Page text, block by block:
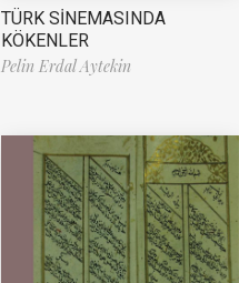
TÜRK SİNEMASINDA
KÖKENLER
Pelin Erdal Aytekin